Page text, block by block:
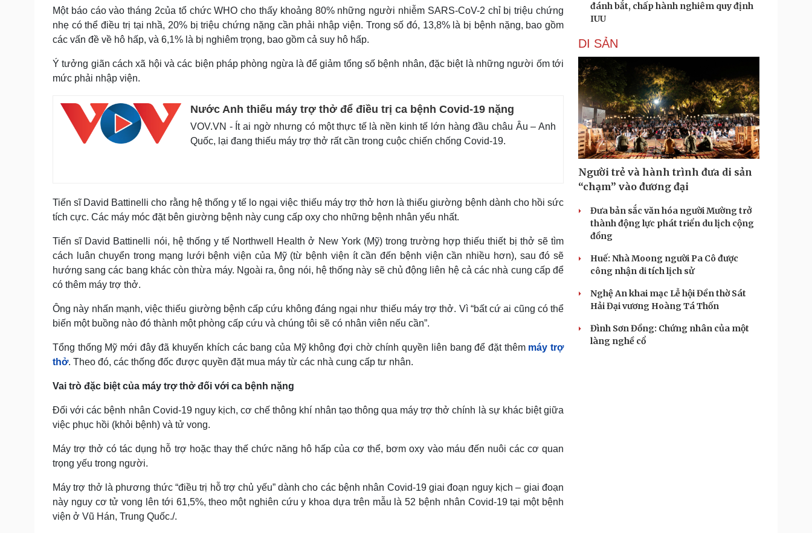
Một báo cáo vào tháng 2của tổ chức WHO cho thấy khoảng 80% những người nhiễm SARS-CoV-2 chỉ bị triệu chứng
nhẹ có thể điều trị tại nhầ, 20% bị triệu chứng nặng cần phải nhập viện. Trong số đó, 13,8% là bị bệnh nặng, bao gồm
các vấn đề về hô hấp, và 6,1% là bị nghiêm trọng, bao gồm cả suy hô hấp.
Ý tưởng giãn cách xã hội và các biện pháp phòng ngừa là để giảm tổng số bệnh nhân, đặc biệt là những người ốm tới
mức phải nhập viện.
Nước Anh thiếu máy trợ thở để điều trị ca bệnh Covid-19 nặng
VOV.VN - Ít ai ngờ nhưng có một thực tế là nền kinh tế lớn hàng đầu châu Âu – Anh
Quốc, lại đang thiếu máy trợ thở rất cần trong cuộc chiến chống Covid-19.
Tiến sĩ David Battinelli cho rằng hệ thống y tế lo ngại việc thiếu máy trợ thở hơn là thiếu giường bệnh dành cho hồi sức
tích cực. Các máy móc đặt bên giường bệnh này cung cấp oxy cho những bệnh nhân yếu nhất.
Tiến sĩ David Battinelli nói, hệ thống y tế Northwell Health ở New York (Mỹ) trong trường hợp thiếu thiết bị thở sẽ tìm
cách luân chuyển trong mạng lưới bệnh viện của Mỹ (từ bệnh viện ít cần đến bệnh viện cần nhiều hơn), sau đó sẽ
hướng sang các bang khác còn thừa máy. Ngoài ra, ông nói, hệ thống này sẽ chủ động liên hệ cả các nhà cung cấp để
có thêm máy trợ thở.
Ông này nhấn mạnh, việc thiếu giường bệnh cấp cứu không đáng ngại như thiếu máy trợ thở. Vì “bất cứ ai cũng có thể
biến một buồng nào đó thành một phòng cấp cứu và chúng tôi sẽ có nhân viên nếu cần”.
Tổng thống Mỹ mới đây đã khuyến khích các bang của Mỹ không đợi chờ chính quyền liên bang để đặt thêm máy trợ
thở. Theo đó, các thống đốc được quyền đặt mua máy từ các nhà cung cấp tư nhân.
Vai trò đặc biệt của máy trợ thở đối với ca bệnh nặng
Đối với các bệnh nhân Covid-19 nguy kịch, cơ chế thông khí nhân tạo thông qua máy trợ thở chính là sự khác biệt giữa
việc phục hồi (khỏi bệnh) và tử vong.
Máy trợ thở có tác dụng hỗ trợ hoặc thay thế chức năng hô hấp của cơ thể, bơm oxy vào máu đến nuôi các cơ quan
trọng yếu trong người.
Máy trợ thở là phương thức “điều trị hỗ trợ chủ yếu” dành cho các bệnh nhân Covid-19 giai đoạn nguy kịch – giai đoạn
này nguy cơ tử vong lên tới 61,5%, theo một nghiên cứu y khoa dựa trên mẫu là 52 bệnh nhân Covid-19 tại một bệnh
viện ở Vũ Hán, Trung Quốc./.
đánh bắt, chấp hành nghiêm quy định
IUU
DI SẢN
Người trẻ và hành trình đưa di sản
“chạm” vào đương đại
Đưa bản sắc văn hóa người Mường trở
thành động lực phát triển du lịch cộng
đồng
Huế: Nhà Moong người Pa Cô được
công nhận di tích lịch sử
Nghệ An khai mạc Lễ hội Đền thờ Sát
Hải Đại vương Hoàng Tá Thốn
Đình Sơn Đồng: Chứng nhân của một
làng nghề cổ